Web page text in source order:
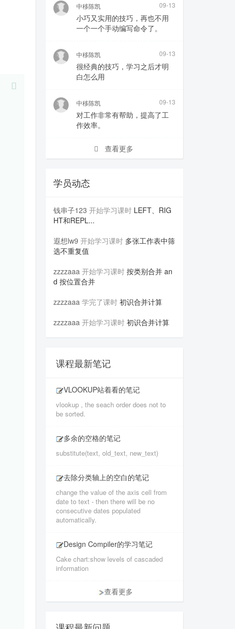
中移陈凯 09-13
小巧又实用的技巧，再也不用
一个一个手动编写命令了。
中移陈凯 09-13
很经典的技巧，学习之后才明
白怎么用
中移陈凯 09-13
对工作非常有帮助，提高了工
作效率。
查看更多
学员动态
钱串子123 开始学习课时 LEFT、RIG
HT和REPL...
遐想lw9 开始学习课时 多张工作表中筛
选不重复值
zzzzaaa 开始学习课时 按类别合并 an
d 按位置合并
zzzzaaa 学完了课时 初识合并计算
zzzzaaa 开始学习课时 初识合并计算
课程最新笔记
VLOOKUP站着看的笔记
vlookup , the seach order does not to
be sorted.
多余的空格的笔记
substitute(text, old_text, new_text)
去除分类轴上的空白的笔记
change the value of the axis cell from
date to text - then there will be no
consecutive dates populated
automatically.
Design Compiler的学习笔记
Cake chart:show levels of cascaded
information
查看更多